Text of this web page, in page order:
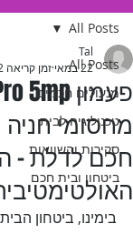
All Posts
מנעולים חכמים
טכנולוגיה לבית
סקירות והשוואות
ביטחון ובית חכם
All Posts
מחסומי חניה
חכם לדלת -
Tal
22 במאי
זמן קריאה 2 דקות
בימינו, ביטחון